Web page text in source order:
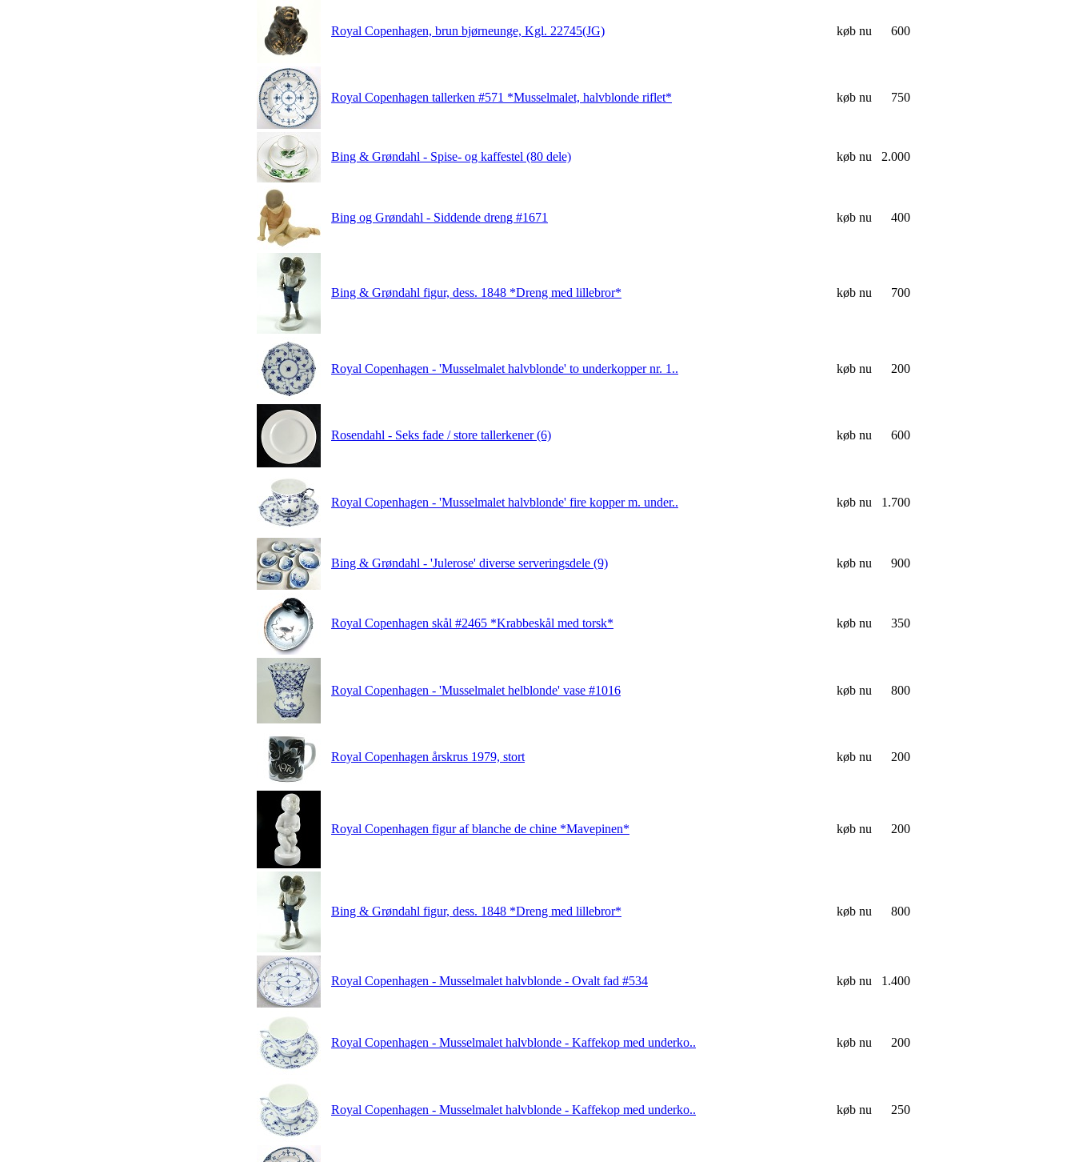
Royal Copenhagen, brun bjørneunge, Kgl. 22745(JG) køb nu 600
Royal Copenhagen tallerken #571 *Musselmalet, halvblonde riflet* køb nu 750
Bing & Grøndahl - Spise- og kaffestel (80 dele) køb nu 2.000
Bing og Grøndahl - Siddende dreng #1671 køb nu 400
Bing & Grøndahl figur, dess. 1848 *Dreng med lillebror* køb nu 700
Royal Copenhagen - 'Musselmalet halvblonde' to underkopper nr. 1.. køb nu 200
Rosendahl - Seks fade / store tallerkener (6) køb nu 600
Royal Copenhagen - 'Musselmalet halvblonde' fire kopper m. under.. køb nu 1.700
Bing & Grøndahl - 'Julerose' diverse serveringsdele (9) køb nu 900
Royal Copenhagen skål #2465 *Krabbeskål med torsk* køb nu 350
Royal Copenhagen - 'Musselmalet helblonde' vase #1016 køb nu 800
Royal Copenhagen årskrus 1979, stort køb nu 200
Royal Copenhagen figur af blanche de chine *Mavepinen* køb nu 200
Bing & Grøndahl figur, dess. 1848 *Dreng med lillebror* køb nu 800
Royal Copenhagen - Musselmalet halvblonde - Ovalt fad #534 køb nu 1.400
Royal Copenhagen - Musselmalet halvblonde - Kaffekop med underko.. køb nu 200
Royal Copenhagen - Musselmalet halvblonde - Kaffekop med underko.. køb nu 250